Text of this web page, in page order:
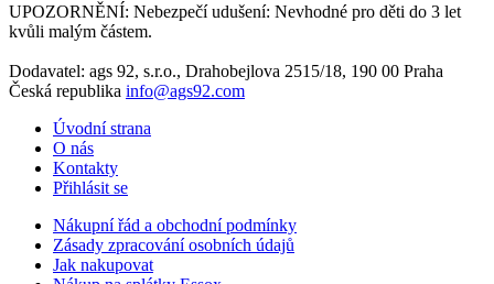
UPOZORNĚNÍ: Nebezpečí udušení: Nevhodné pro děti do 3 let
kvůli malým částem.
Dodavatel: ags 92, s.r.o., Drahobejlova 2515/18, 190 00 Praha
Česká republika info@ags92.com
Úvodní strana
O nás
Kontakty
Přihlásit se
Nákupní řád a obchodní podmínky
Zásady zpracování osobních údajů
Jak nakupovat